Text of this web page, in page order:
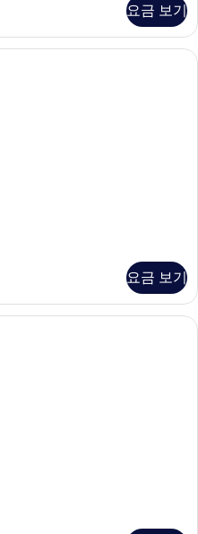
요금 보기
요금 보기
미니바, 객실 내 금고, 책상, 다리미/다